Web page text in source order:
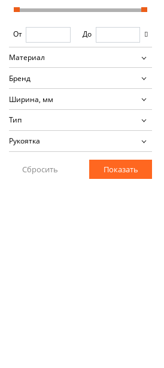
От До
Материал
Бренд
Ширина, мм
Тип
Рукоятка